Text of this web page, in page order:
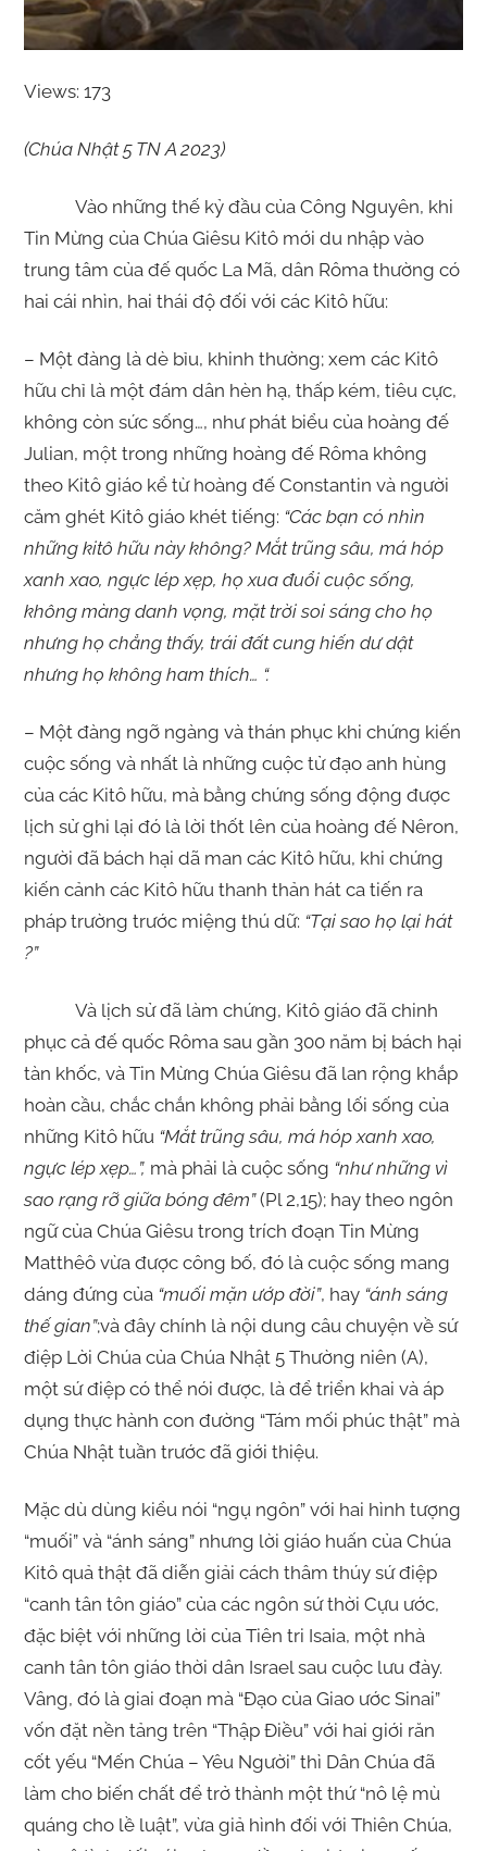
Views: 173
(Chúa Nhật 5 TN A 2023)
Vào những thế kỷ đầu của Công Nguyên, khi
Tin Mừng của Chúa Giêsu Kitô mới du nhập vào
trung tâm của đế quốc La Mã, dân Rôma thường có
hai cái nhìn, hai thái độ đối với các Kitô hữu:
– Một đàng là dè bỉu, khinh thường; xem các Kitô
hữu chỉ là một đám dân hèn hạ, thấp kém, tiêu cực,
không còn sức sống…, như phát biểu của hoàng đế
Julian, một trong những hoàng đế Rôma không
theo Kitô giáo kể từ hoàng đế Constantin và người
căm ghét Kitô giáo khét tiếng: “Các bạn có nhìn
những kitô hữu này không? Mắt trũng sâu, má hóp
xanh xao, ngực lép xẹp, họ xua đuổi cuộc sống,
không màng danh vọng, mặt trời soi sáng cho họ
nhưng họ chẳng thấy, trái đất cung hiến dư dật
nhưng họ không ham thích… “.
– Một đàng ngỡ ngàng và thán phục khi chứng kiến
cuộc sống và nhất là những cuộc tử đạo anh hùng
của các Kitô hữu, mà bằng chứng sống động được
lịch sử ghi lại đó là lời thốt lên của hoàng đế Nêron,
người đã bách hại dã man các Kitô hữu, khi chứng
kiến cảnh các Kitô hữu thanh thản hát ca tiến ra
pháp trường trước miệng thú dữ: “Tại sao họ lại hát
?”
Và lịch sử đã làm chứng, Kitô giáo đã chinh
phục cả đế quốc Rôma sau gần 300 năm bị bách hại
tàn khốc, và Tin Mừng Chúa Giêsu đã lan rộng khắp
hoàn cầu, chắc chắn không phải bằng lối sống của
những Kitô hữu “Mắt trũng sâu, má hóp xanh xao,
ngực lép xẹp…”, mà phải là cuộc sống “như những vì
sao rạng rỡ giữa bóng đêm”(Pl 2,15); hay theo ngôn
ngữ của Chúa Giêsu trong trích đoạn Tin Mừng
Matthêô vừa được công bố, đó là cuộc sống mang
dáng đứng của “muối mặn ướp đời”, hay “ánh sáng
thế gian”;và đây chính là nội dung câu chuyện về sứ
điệp Lời Chúa của Chúa Nhật 5 Thường niên (A),
một sứ điệp có thể nói được, là để triển khai và áp
dụng thực hành con đường “Tám mối phúc thật” mà
Chúa Nhật tuần trước đã giới thiệu.
Mặc dù dùng kiểu nói “ngụ ngôn” với hai hình tượng
“muối” và “ánh sáng” nhưng lời giáo huấn của Chúa
Kitô quả thật đã diễn giải cách thâm thúy sứ điệp
“canh tân tôn giáo” của các ngôn sứ thời Cựu ước,
đặc biệt với những lời của Tiên tri Isaia, một nhà
canh tân tôn giáo thời dân Israel sau cuộc lưu đày.
Vâng, đó là giai đoạn mà “Đạo của Giao ước Sinai”
vốn đặt nền tảng trên “Thập Điều” với hai giới răn
cốt yếu “Mến Chúa – Yêu Người” thì Dân Chúa đã
làm cho biến chất để trở thành một thứ “nô lệ mù
quáng cho lề luật”, vừa giả hình đối với Thiên Chúa,